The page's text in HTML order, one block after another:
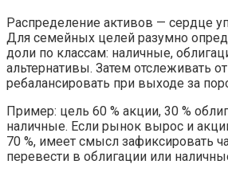
Распределение активов — сердце
Для семейных целей разумно
доли по классам: наличные,
альтернативы. Затем отслеживать
ребалансировать при выходе за
Пример: цель 60 % акции, 30 %
наличные. Если рынок вырос и
70 %, имеет смысл зафиксировать
перевести в облигации или